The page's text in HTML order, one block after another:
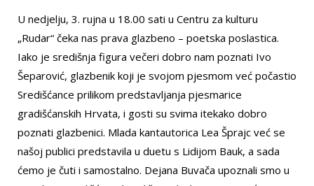
U nedjelju, 3. rujna u 18.00 sati u Centru za kulturu
„Rudar“ čeka nas prava glazbeno – poetska poslastica.
Iako je središnja figura večeri dobro nam poznati Ivo
Šeparović, glazbenik koji je svojom pjesmom već počastio
Središćance prilikom predstavljanja pjesmarice
gradišćanskih Hrvata, i gosti su svima itekako dobro
poznati glazbenici. Mlada kantautorica Lea Šprajc već se
našoj publici predstavila u duetu s Lidijom Bauk, a sada
ćemo je čuti i samostalno. Dejana Buvača upoznali smo u